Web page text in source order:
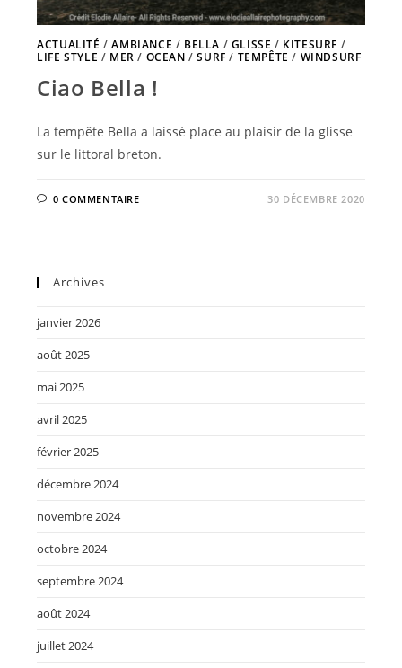
ACTUALITÉ /AMBIANCE / BELLA / GLISSE / KITESURF /
LIFE STYLE / MER / OCEAN /SURF / TEMPÊTE / WINDSURF
Ciao Bella !
La tempête Bella a laissé place au plaisir de la glisse
sur le littoral breton.
0 COMMENTAIRE 30 DÉCEMBRE 2020
Archives
janvier 2026
août 2025
mai 2025
avril 2025
février 2025
décembre 2024
novembre 2024
octobre 2024
septembre 2024
août 2024
juillet 2024